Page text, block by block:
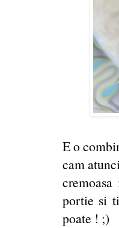
E o
cam
portie si
poate ! ;)